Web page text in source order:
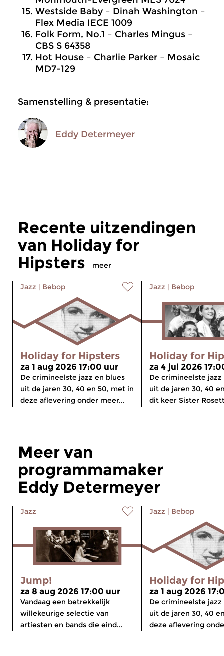
Westside Baby – Dinah Washington –
Flex Media IECE 1009
Folk Form, No.1 – Charles Mingus –
CBS S 64358
Hot House – Charlie Parker – Mosaic
MD7-129
Samenstelling & presentatie:
Eddy Determeyer
Recente uitzendingen
van Holiday for
Hipsters
meer
Jazz | Bebop
Holiday for Hipsters
za 1 aug 2026 17:00 uur
De crimineelste jazz en blues
uit de jaren 30, 40 en 50, met in
deze aflevering onder meer...
Jazz | Bebop
Holiday for
za 4 jul 2026
De crimineelste jazz
uit de jaren 30, 40
dit keer Sister
Meer van
programmamaker
Eddy Determeyer
Jazz
Jump!
za 8 aug 2026 17:00 uur
Vandaag een betrekkelijk
willekeurige selectie van
artiesten en bands die eind...
Jazz | Bebop
Holiday for
za 1 aug 2026
De crimineelste jazz
uit de jaren 30, 40
deze aflevering